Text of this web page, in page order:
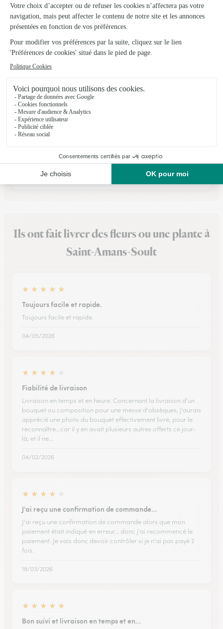
Voir la boutique
Test Fleurs
Trebes
18 avenue des capucins
Voir la boutique
Ils ont fait livrer des fleurs ou une plante à
Saint-Amans-Soult
★ ★ ★ ★ ★
Toujours facile et rapide.
Toujours facile et rapide.
04/05/2026
★ ★ ★ ★
Fiabilité de livraison
Livraison en temps et en heure. Concernant la livraison d'un
bouquet ou composition pour une messe d'obsèques, j'aurais
apprécié une photo du bouquet effectivement livré, pour le
reconnaître...car il y en avait plusieurs autres offerts ce jour-
là, et il ne…
04/02/2026
★ ★ ★ ★
J'ai reçu une confirmation de commande…
J'ai reçu une confirmation de commande alors que mon
paiement était indiqué en erreur... donc j'ai recommencé le
paiement. Je vais donc devoir contrôler si je n'ai pas payé 2
fois.
18/03/2026
★ ★ ★ ★ ★
Bon suivi et livraison en temps et en…